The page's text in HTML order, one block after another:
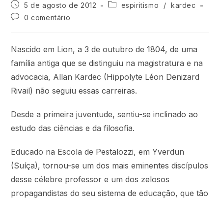
5 de agosto de 2012
espiritismo / kardec
0 comentário
Nascido em Lion, a 3 de outubro de 1804, de uma
família antiga que se distinguiu na magistratura e na
advocacia, Allan Kardec (Hippolyte Léon Denizard
Rivail) não seguiu essas carreiras.
Desde a primeira juventude, sentiu-se inclinado ao
estudo das ciências e da filosofia.
Educado na Escola de Pestalozzi, em Yverdun
(Suíça), tornou-se um dos mais eminentes discípulos
desse célebre professor e um dos zelosos
propagandistas do seu sistema de educação, que tão